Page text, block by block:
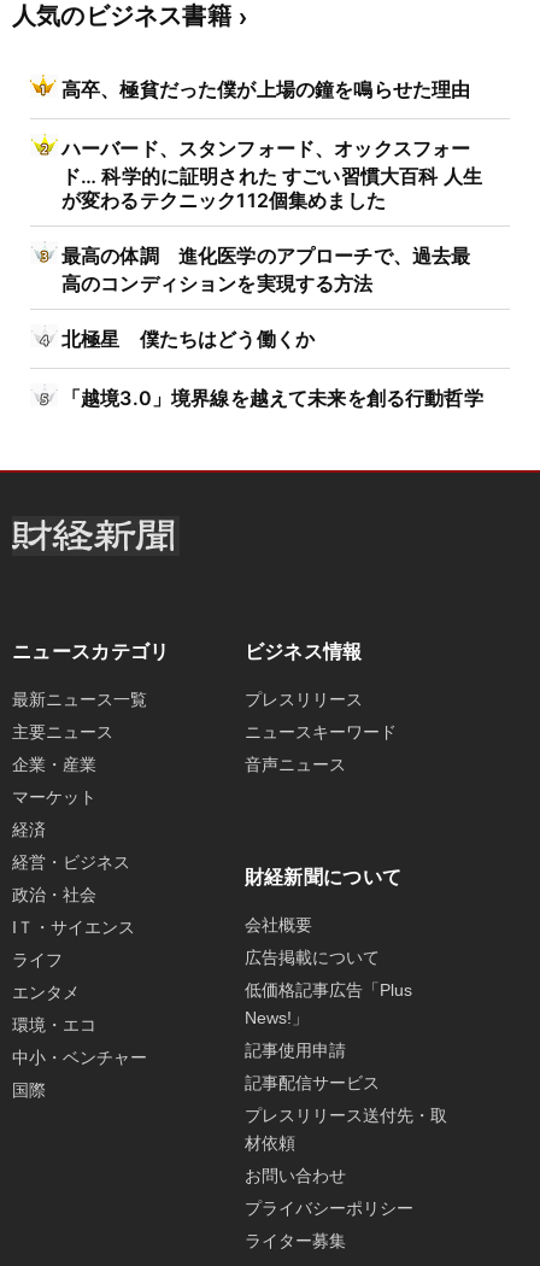
人気のビジネス書籍
高卒、極貧だった僕が上場の鐘を鳴らせた理由
ハーバード、スタンフォード、オックスフォー
ド… 科学的に証明された すごい習慣大百科 人生
が変わるテクニック112個集めました
最高の体調 進化医学のアプローチで、過去最
高のコンディションを実現する方法
北極星 僕たちはどう働くか
「越境3.0」境界線を越えて未来を創る行動哲学
ニュースカテゴリ
最新ニュース一覧
主要ニュース
企業・産業
マーケット
経済
経営・ビジネス
政治・社会
IＴ・サイエンス
ライフ
エンタメ
環境・エコ
中小・ベンチャー
国際
ビジネス情報
プレスリリース
ニュースキーワード
音声ニュース
財経新聞について
会社概要
広告掲載について
低価格記事広告「Plus
News!」
記事使用申請
記事配信サービス
プレスリリース送付先・取
材依頼
お問い合わせ
プライバシーポリシー
ライター募集